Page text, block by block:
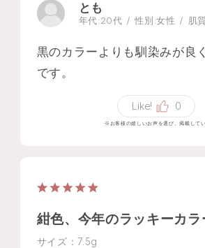
とも
年代:20代 性別:女性 肌
黒のカラーよりも馴染みが良
です。
Like! 0
※お客様の嬉しいお声を選び、掲載して
紺色、今年のラッキーカラ
サイズ：7.5g